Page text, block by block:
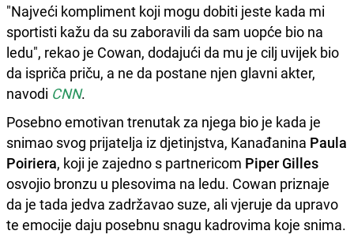
"Najveći kompliment koji mogu dobiti jeste kada mi
sportisti kažu da su zaboravili da sam uopće bio na
ledu", rekao je Cowan, dodajući da mu je cilj uvijek bio
da ispriča priču, a ne da postane njen glavni akter,
navodi CNN.
Posebno emotivan trenutak za njega bio je kada je
snimao svog prijatelja iz djetinjstva, Kanađanina Paula
Poiriera, koji je zajedno s partnericom Piper Gilles
osvojio bronzu u plesovima na ledu. Cowan priznaje
da je tada jedva zadržavao suze, ali vjeruje da upravo
te emocije daju posebnu snagu kadrovima koje snima.